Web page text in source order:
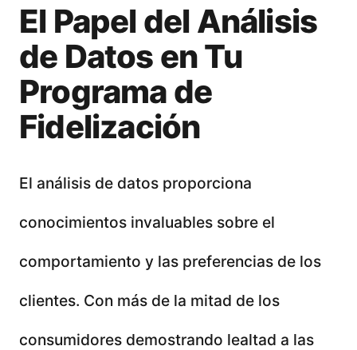
El Papel del Análisis
de Datos en Tu
Programa de
Fidelización
El análisis de datos proporciona
conocimientos invaluables sobre el
comportamiento y las preferencias de los
clientes. Con más de la mitad de los
consumidores demostrando lealtad a las